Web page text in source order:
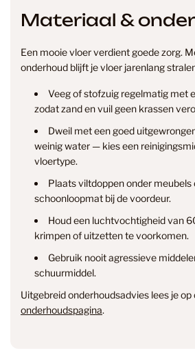
Materiaal &
Een mooie vloer verdient goede zorg.
onderhoud blijft je vloer jarenlang
Veeg of stofzuig regelmatig met
zodat zand en vuil geen krassen
Dweil met een goed
weinig water — kies een
vloertype.
Plaats viltdoppen onder meubels
schoonloopmat bij de voordeur.
Houd een luchtvochtigheid van
krimpen of uitzetten te voorkomen.
Gebruik nooit agressieve
schuurmiddel.
Uitgebreid onderhoudsadvies lees je op
onderhoudspagina.
info@smantvloeren.nl
Verzending &
& annuleren